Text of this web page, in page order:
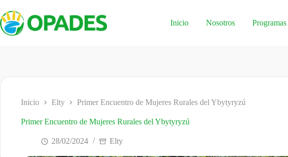
al
contenido
Inicio Nosotros Programas
Inicio Elty Primer Encuentro de Mujeres Rurales del Ybytyryzú
Primer Encuentro de Mujeres Rurales del Ybytyryzú
28/02/2024 Elty